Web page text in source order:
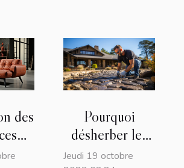
des
Pourquoi
désherber les
allées en
Jeudi 19 octobre